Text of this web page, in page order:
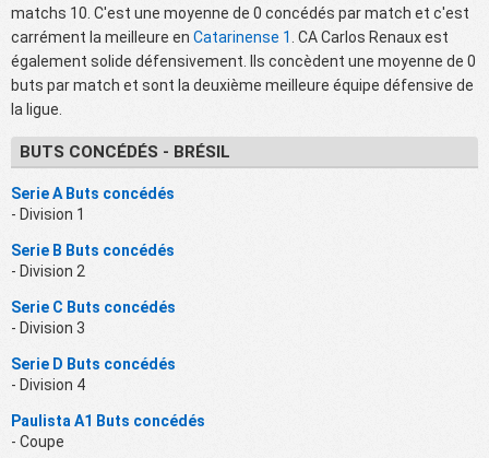
matchs 10. C'est une moyenne de 0 concédés par match et c'est
carrément la meilleure en Catarinense 1 . CA Carlos Renaux est
également solide défensivement. Ils concèdent une moyenne de 0
buts par match et sont la deuxième meilleure équipe défensive de
la ligue.
BUTS CONCÉDÉS - BRÉSIL
Serie A Buts concédés
- Division 1
Serie B Buts concédés
- Division 2
Serie C Buts concédés
- Division 3
Serie D Buts concédés
- Division 4
Paulista A1 Buts concédés
- Coupe